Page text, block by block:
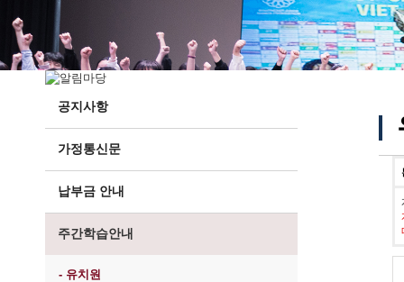
위치/전화
전경사진
공지사항
가정통신문
납부금 안내
주간학습안내
- 유치원